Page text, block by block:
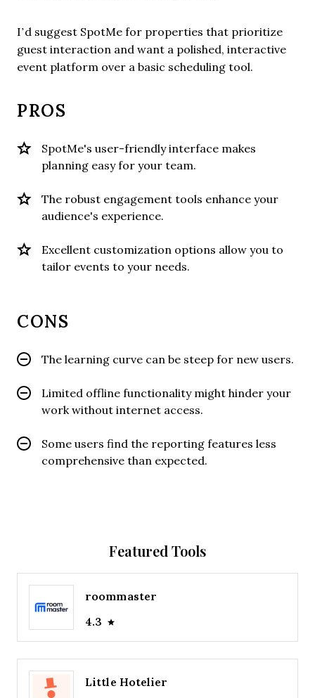
I’d suggest SpotMe for properties that prioritize
guest interaction and want a polished, interactive
event platform over a basic scheduling tool.
PROS
SpotMe's user-friendly interface makes
planning easy for your team.
The robust engagement tools enhance your
audience's experience.
Excellent customization options allow you to
tailor events to your needs.
CONS
The learning curve can be steep for new users.
Limited offline functionality might hinder your
work without internet access.
Some users find the reporting features less
comprehensive than expected.
Featured Tools
roommaster
4.3
Little Hotelier